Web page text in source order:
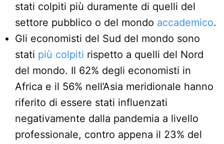
stati colpiti più duramente di quelli del
settore pubblico o del mondo accademico.
Gli economisti del Sud del mondo sono
stati più colpiti rispetto a quelli del Nord
del mondo. Il 62% degli economisti in
Africa e il 56% nell’Asia meridionale hanno
riferito di essere stati influenzati
negativamente dalla pandemia a livello
professionale, contro appena il 23% del